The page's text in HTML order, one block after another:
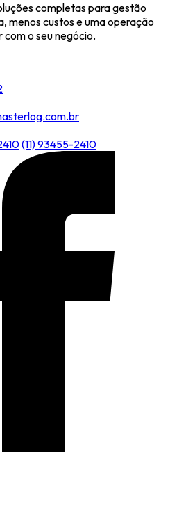
completas para gestão
menos custos e uma operação
o seu negócio.
(11) 93455-2410